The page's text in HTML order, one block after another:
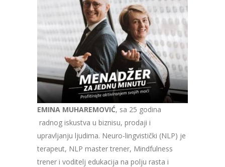
EMINA MUHAREMOVIĆ, sa 25 godina
radnog iskustva u biznisu, prodaji i
upravljanju ljudima. Neuro-lingvistički (NLP) je
terapeut, NLP master trener, Mindfulness
trener i voditelj edukacija na polju rasta i